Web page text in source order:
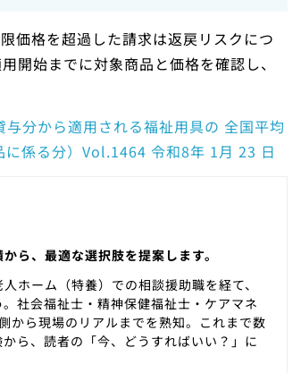
価格を超過した請求は返戻リスクにつ
開始までに対象商品と価格を確認し、
分から適用される福祉用具の 全国平均
係る分）Vol.1464 令和8年 1月 23 日
ら、最適な選択肢を提案します。
ホーム（特養）での相談援助職を経て、
社会福祉士・精神保健福祉士・ケアマネ
から現場のリアルまでを熟知。これまで数
ら、読者の「今、どうすればいい？」に